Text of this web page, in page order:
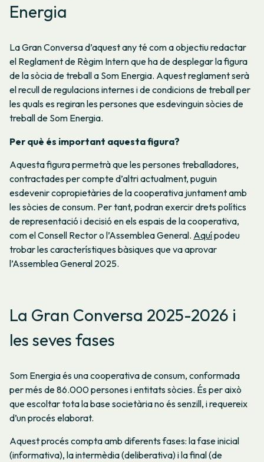
Energia
La Gran Conversa d’aquest any té com a objectiu redactar
el Reglament de Règim Intern que ha de desplegar la figura
de la sòcia de treball a Som Energia. Aquest reglament serà
el recull de regulacions internes i de condicions de treball per
les quals es regiran les persones que esdevinguin sòcies de
treball de Som Energia.
Per què és important aquesta figura?
Aquesta figura permetrà que les persones treballadores,
contractades per compte d’altri actualment, puguin
esdevenir copropietàries de la cooperativa juntament amb
les sòcies de consum. Per tant, podran exercir drets polítics
de representació i decisió en els espais de la cooperativa,
com el Consell Rector o l’Assemblea General. Aquípodeu
trobar les característiques bàsiques que va aprovar
l’Assemblea General 2025.
La Gran Conversa 2025-2026 i
les seves fases
Som Energia és una cooperativa de consum, conformada
per més de 86.000 persones i entitats sòcies. És per això
que escoltar tota la base societària no és senzill, i requereix
d’un procés elaborat.
Aquest procés compta amb diferents fases: la fase inicial
(informativa), la intermèdia (deliberativa) i la final (de